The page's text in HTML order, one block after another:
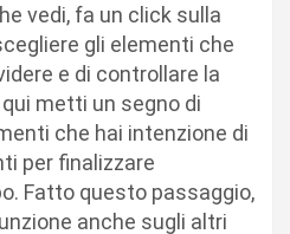
vedi, fa un click sulla
gli elementi che
e di controllare la
metti un segno di
che hai intenzione di
per finalizzare
Fatto questo passaggio,
anche sugli altri